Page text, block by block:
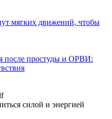
мягких движений, чтобы
после простуды и ОРВИ:
силой и энергией